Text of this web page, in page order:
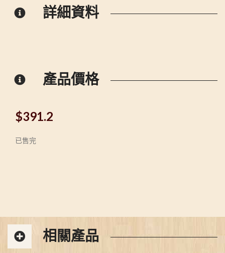
詳細資料
產品價格
$391.2
已售完
相關產品